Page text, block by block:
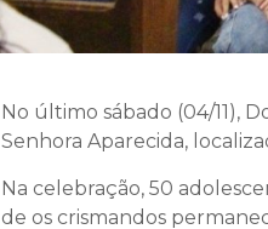
No último sábado (04/11),
Senhora Aparecida,
Na celebração, 50
de os crismandos